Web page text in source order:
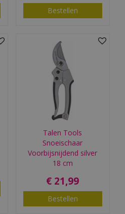
Bestellen
Talen Tools
Snoeischaar
Voorbijsnijdend silver
18 cm
€ 21,99
Bestellen